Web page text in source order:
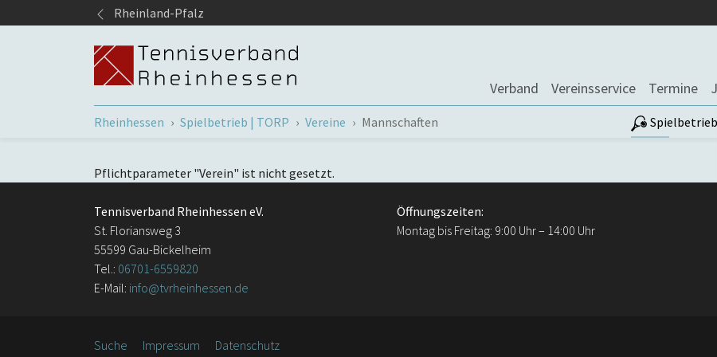
Springe zum SeiteninhaltRheinland-Pfalz
Verband Vereinsservice Termine
Sie sind hier:
Rheinhessen Spielbetrieb | TORP Vereine Mannschaften
Pflichtparameter "Verein" ist nicht gesetzt.
Tennisverband Rheinhessen eV.
St. Floriansweg 3
55599 Gau-Bickelheim
Tel.: 06701-6559820
E-Mail: info@tvrheinhessen.de
Öffnungszeiten:
Montag bis Freitag: 9:00 Uhr – 14:00 Uhr
Suche Impressum
Datenschutz